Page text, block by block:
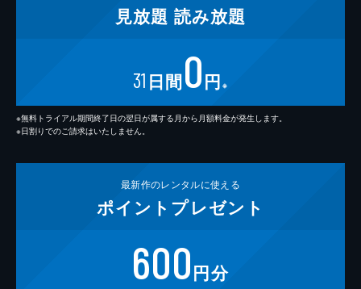
見放題 読み放題
31 日間0円 ※
※無料トライアル期間終了日の翌日が属する月から月額料金が発生します。
※日割りでのご請求はいたしません。
最新作のレンタルに使える
ポイント プレゼント
600円分